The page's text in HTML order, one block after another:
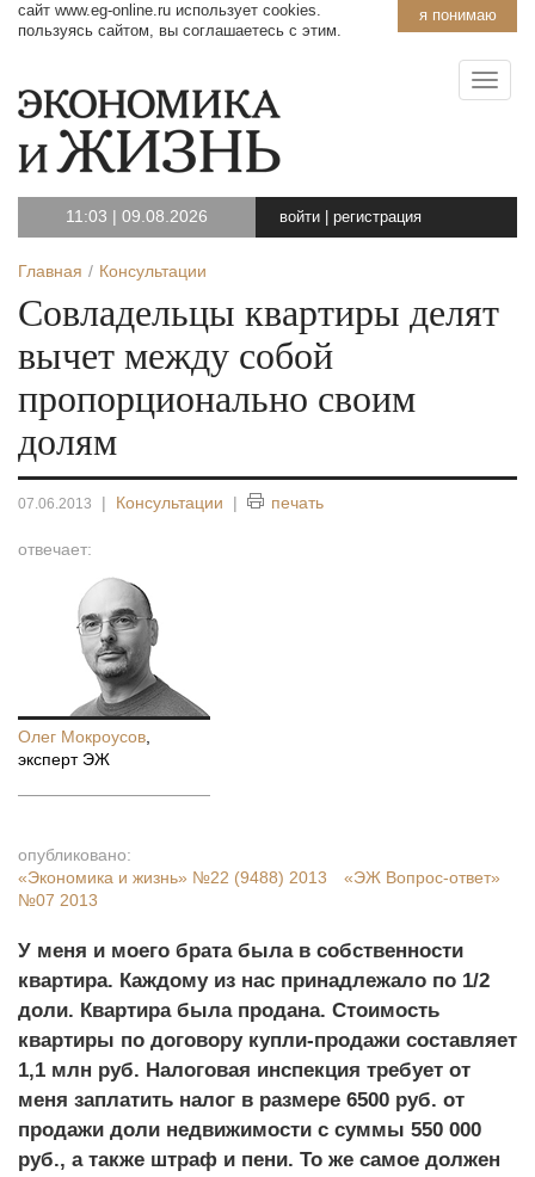
я понимаю
сайт www.eg-online.ru использует cookies.
пользуясь сайтом, вы соглашаетесь с этим.
11:03 | 09.08.2026 войти регистрация
Главная Консультации
Совладельцы квартиры делят
вычет между собой
пропорционально своим
долям
07.06.2013 | Консультации | печать
отвечает:
Олег Мокроусов
эксперт ЭЖ
опубликовано:
«Экономика и жизнь» №22 (9488) 2013
«ЭЖ Вопрос-ответ»
№07 2013
У меня и моего брата была в собственности
квартира. Каждому из нас принадлежало по 1/2
доли. Квартира была продана. Стоимость
квартиры по договору купли-продажи составляет
1,1 млн руб. Налоговая инспекция требует от
меня заплатить налог в размере 6500 руб. от
продажи доли недвижимости с суммы 550 000
руб., а также штраф и пени. То же самое должен